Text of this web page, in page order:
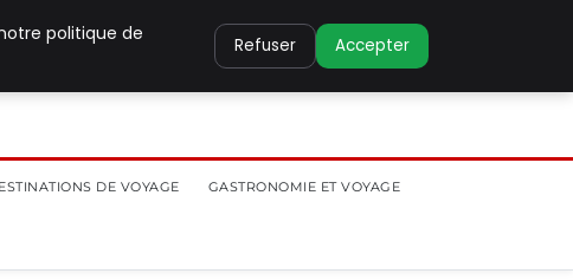
DE VOYAGE GASTRONOMIE ET VOYAGE
politique de
Refuser Accepter